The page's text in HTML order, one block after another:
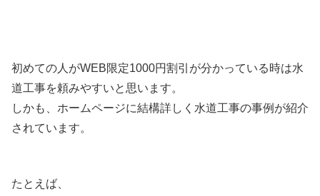
初めての人がWEB限定1000円割引が分かっている時は水
道工事を頼みやすいと思います。
しかも、ホームページに結構詳しく水道工事の事例が紹介
されています。
たとえば、